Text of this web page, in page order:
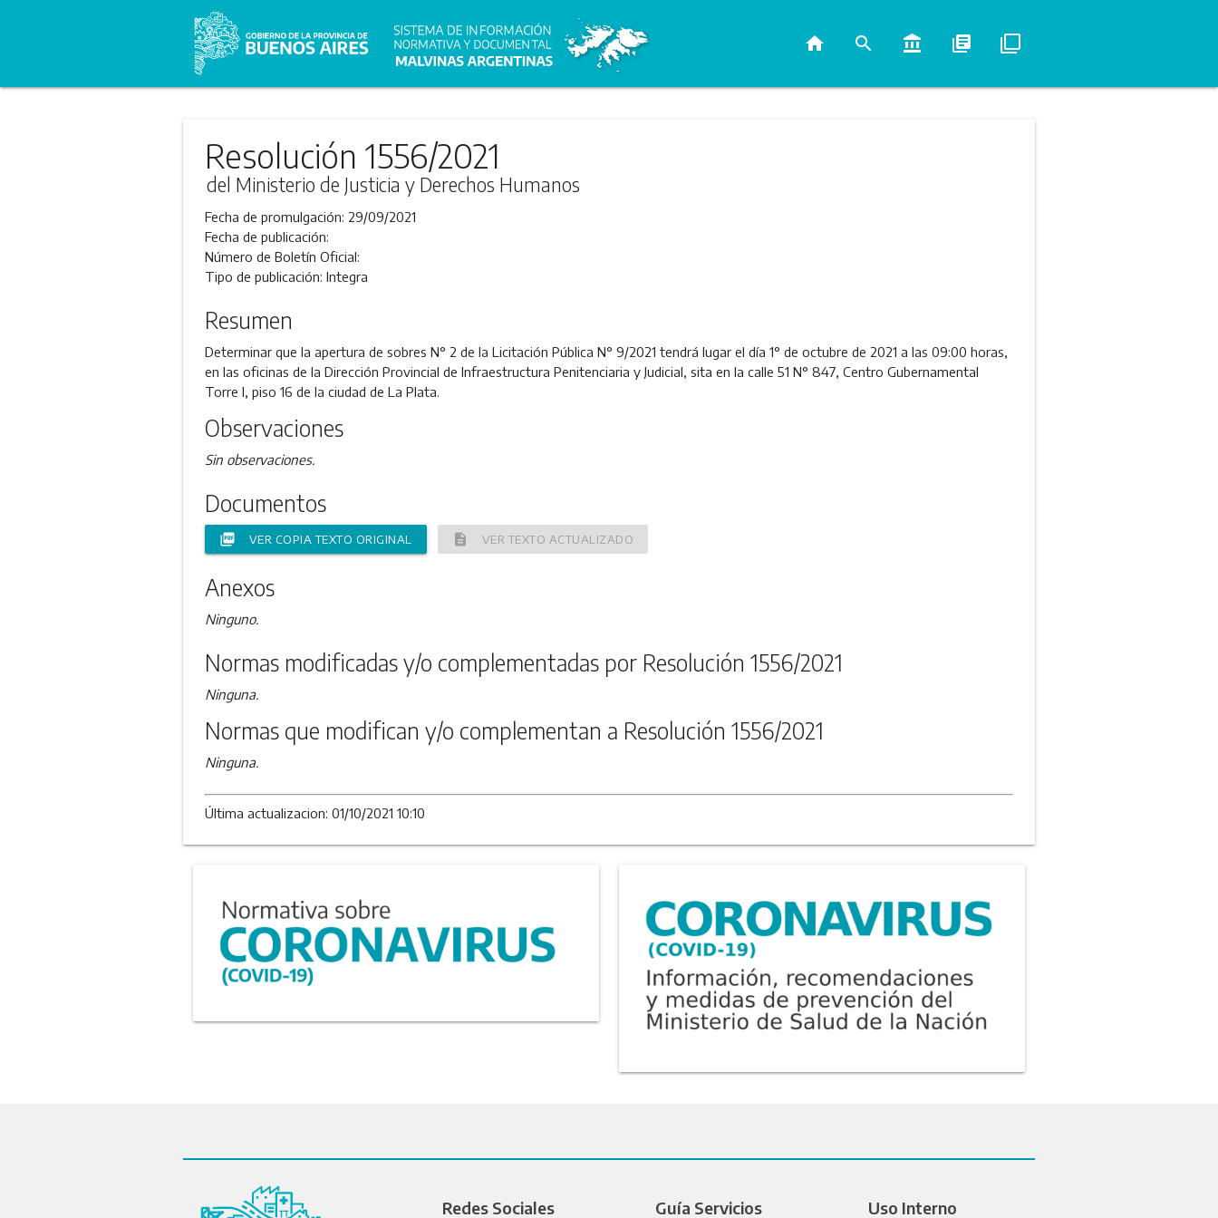
home search account_balance library_books filter_none
Resolución 1556/2021
del Ministerio de Justicia y Derechos Humanos
Fecha de promulgación: 29/09/2021
Fecha de publicación:
Número de Boletín Oficial:
Tipo de publicación: Integra
Resumen
Determinar que la apertura de sobres N° 2 de la Licitación Pública N° 9/2021 tendrá lugar el día 1° de octubre de 2021 a las 09:00 horas,
en las oficinas de la Dirección Provincial de Infraestructura Penitenciaria y Judicial, sita en la calle 51 N° 847, Centro Gubernamental
Torre I, piso 16 de la ciudad de La Plata.
Observaciones
Sin observaciones.
Documentos
picture_as_pdf VER COPIA TEXTO ORIGINAL description VER TEXTO ACTUALIZADO
Anexos
Ninguno.
Normas modificadas y/o complementadas por Resolución 1556/2021
Ninguna.
Normas que modifican y/o complementan a Resolución 1556/2021
Ninguna.
Última actualizacion: 01/10/2021 10:10
Redes Sociales Guía Servicios Uso Interno